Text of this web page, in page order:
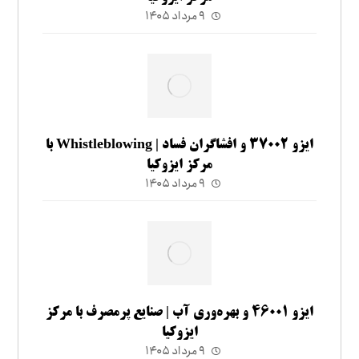
۹ مرداد ۱۴۰۵
ایزو ۳۷۰۰۲ و افشاگران فساد | Whistleblowing با
مرکز ایزوکیا
۹ مرداد ۱۴۰۵
ایزو ۴۶۰۰۱ و بهره‌وری آب | صنایع پرمصرف با مرکز
ایزوکیا
۹ مرداد ۱۴۰۵